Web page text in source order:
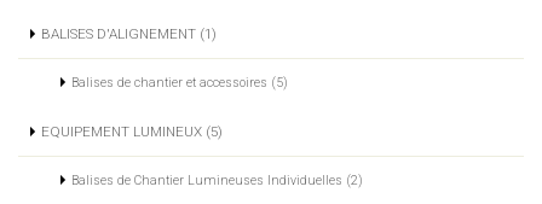
BALISES D'ALIGNEMENT (1)
Balises de chantier et accessoires (5)
EQUIPEMENT LUMINEUX (5)
Balises de Chantier Lumineuses Individuelles (2)